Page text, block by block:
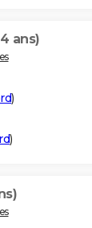
ans)
)
)